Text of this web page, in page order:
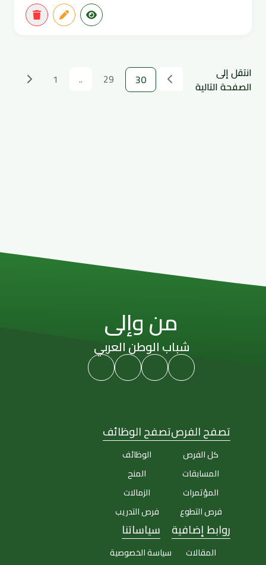
انتقل إلى
الصفحة التالية
1 .. 29 30
من وإلى
شباب الوطن العربي
تصفح الفرص
كل الفرص
المسابقات
المؤتمرات
فرص التطوع
تصفح الوظائف
الوظائف
المنح
الزمالات
فرص التدريب
روابط إضافية
المقالات
سياساتنا
سياسة الخصوصية